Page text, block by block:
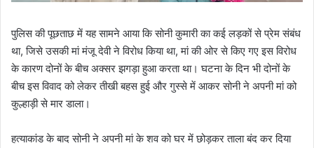
पुलिस की पूछताछ में यह सामने आया कि सोनी कुमारी का कई लड़कों से प्रेम संबंध
था, जिसे उसकी मां मंजू देवी ने विरोध किया था, मां की ओर से किए गए इस विरोध
के कारण दोनों के बीच अक्सर झगड़ा हुआ करता था। घटना के दिन भी दोनों के
बीच इस विवाद को लेकर तीखी बहस हुई और गुस्से में आकर सोनी ने अपनी मां को
कुल्हाड़ी से मार डाला।
हत्याकांड के बाद सोनी ने अपनी मां के शव को घर में छोड़कर ताला बंद कर दिया